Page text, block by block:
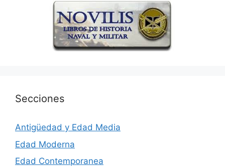
Secciones
Antigüedad y Edad Media
Edad Moderna
Edad Contemporanea